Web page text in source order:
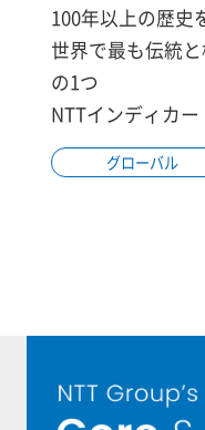
100年以上の歴史
世界で最も伝統
の1つ
NTTインディカー
グローバル